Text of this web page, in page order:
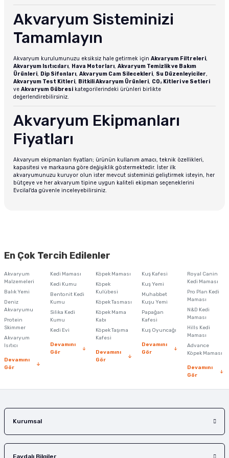
Akvaryum Sisteminizi
Tamamlayın
Akvaryum kurulumunuzu eksiksiz hale getirmek için Akvaryum Filtreleri,
Akvaryum Isıtıcıları, Hava Motorları, Akvaryum Temizlik ve Bakım
Ürünleri, Dip Sifonları, Akvaryum Cam Silecekleri, Su Düzenleyiciler,
Akvaryum Test Kitleri, Bitkili Akvaryum Ürünleri, CO₂ Kitleri ve Setleri
ve Akvaryum Gübresi kategorilerindeki ürünleri birlikte
değerlendirebilirsiniz.
Akvaryum Ekipmanları
Fiyatları
Akvaryum ekipmanları fiyatları; ürünün kullanım amacı, teknik özellikleri,
kapasitesi ve markasına göre değişiklik göstermektedir. İster ilk
akvaryumunuzu kuruyor olun ister mevcut sisteminizi geliştirmek isteyin, her
bütçeye ve her akvaryum tipine uygun kaliteli ekipman seçeneklerini
Evcilal'da güvenle inceleyebilirsiniz.
En Çok Tercih Edilenler
Akvaryum
Malzemeleri
Balık Yemi
Deniz
Akvaryumu
Protein
Skimmer
Akvaryum
Isıtıcı
Devamını
Gör
Kedi Maması
Kedi Kumu
Bentonit Kedi
Kumu
Silika Kedi
Kumu
Kedi Evi
Devamını
Gör
Köpek Maması
Köpek
Kulübesi
Köpek Tasması
Köpek Mama
Kabı
Köpek Taşıma
Kafesi
Devamını
Gör
Kuş Kafesi
Kuş Yemi
Muhabbet
Kuşu Yemi
Papağan
Kafesi
Kuş Oyuncağı
Devamını
Gör
Royal Canin
Kedi Maması
Pro Plan Kedi
Maması
N&D Kedi
Maması
Hills Kedi
Maması
Advance
Köpek Maması
Devamını
Gör
Kurumsal
Faydalı Bilgiler